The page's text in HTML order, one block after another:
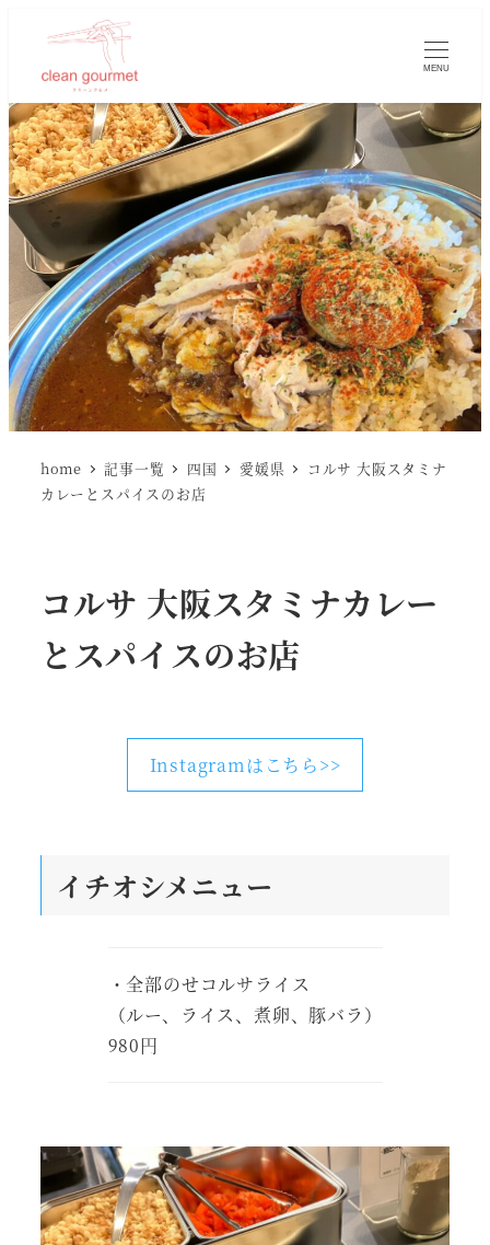
MENU
home 記事一覧 四国 愛媛県
コルサ 大阪スタミナ
カレーとスパイスのお店
コルサ 大阪スタミナカレー
とスパイスのお店
Instagramはこちら>>
イチオシメニュー
・全部のせコルサライス
（ルー、ライス、煮卵、豚バラ）
980円